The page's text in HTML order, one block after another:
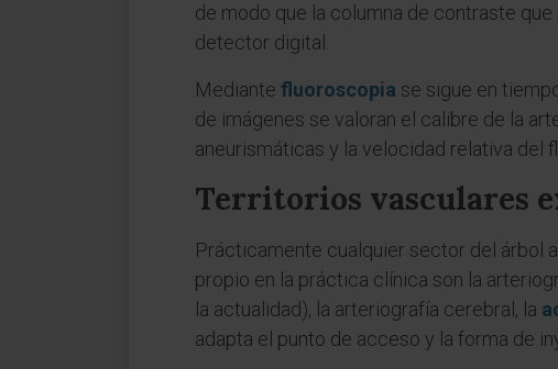
de modo que la columna de contraste
detector digital.
Mediante fluoroscopia se sigue en
de imágenes se valoran el calibre de la
aneurismáticas y la velocidad relativa del
Territorios vasculares
Prácticamente cualquier sector del árbol
propio en la práctica clínica son la
la actualidad), la arteriografía cerebral, la
adapta el punto de acceso y la forma de